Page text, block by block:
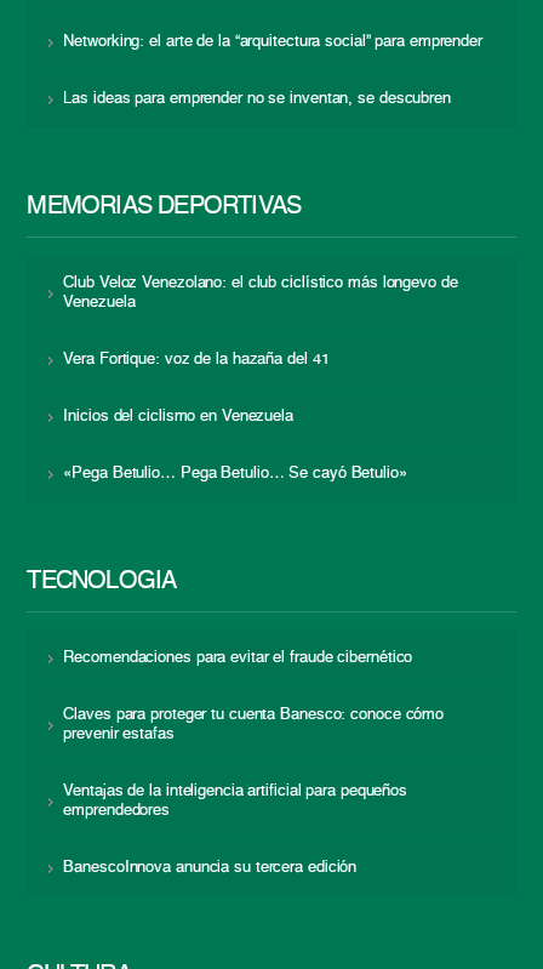
Networking: el arte de la “arquitectura social” para emprender
Las ideas para emprender no se inventan, se descubren
MEMORIAS DEPORTIVAS
Club Veloz Venezolano: el club ciclístico más longevo de
Venezuela
Vera Fortique: voz de la hazaña del 41
Inicios del ciclismo en Venezuela
«Pega Betulio… Pega Betulio… Se cayó Betulio»
TECNOLOGÍA
Recomendaciones para evitar el fraude cibernético
Claves para proteger tu cuenta Banesco: conoce cómo
prevenir estafas
Ventajas de la inteligencia artificial para pequeños
emprendedores
BanescoInnova anuncia su tercera edición